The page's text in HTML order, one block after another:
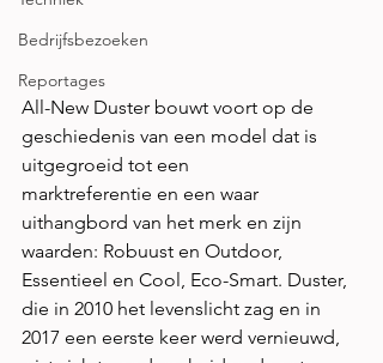
Bedrijfsbezoeken
Reportages
All-New Duster bouwt voort op de
geschiedenis van een model dat is
uitgegroeid tot een
marktreferentie en een waar
uithangbord van het merk en zijn
waarden: Robuust en Outdoor,
Essentieel en Cool, Eco-Smart. Duster,
die in 2010 het levenslicht zag en in
2017 een eerste keer werd vernieuwd,